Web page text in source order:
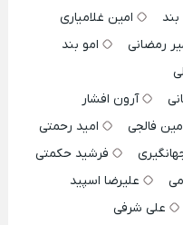
بند
امین غلامیاری
رمضانی
امو بند
آرون افشار
فالجی
امید رحمتی
فرشید حکمتی
علیرضا اسپید
علی شرفی